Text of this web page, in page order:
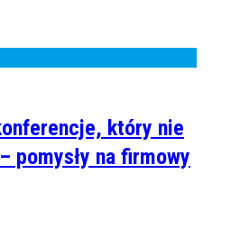
który nie
pomysły na firmowy